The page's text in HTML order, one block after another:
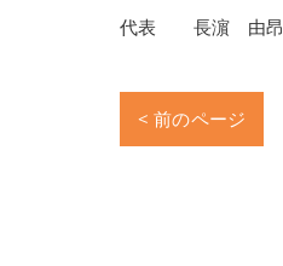
代表 長濵 由昂
< 前のページ